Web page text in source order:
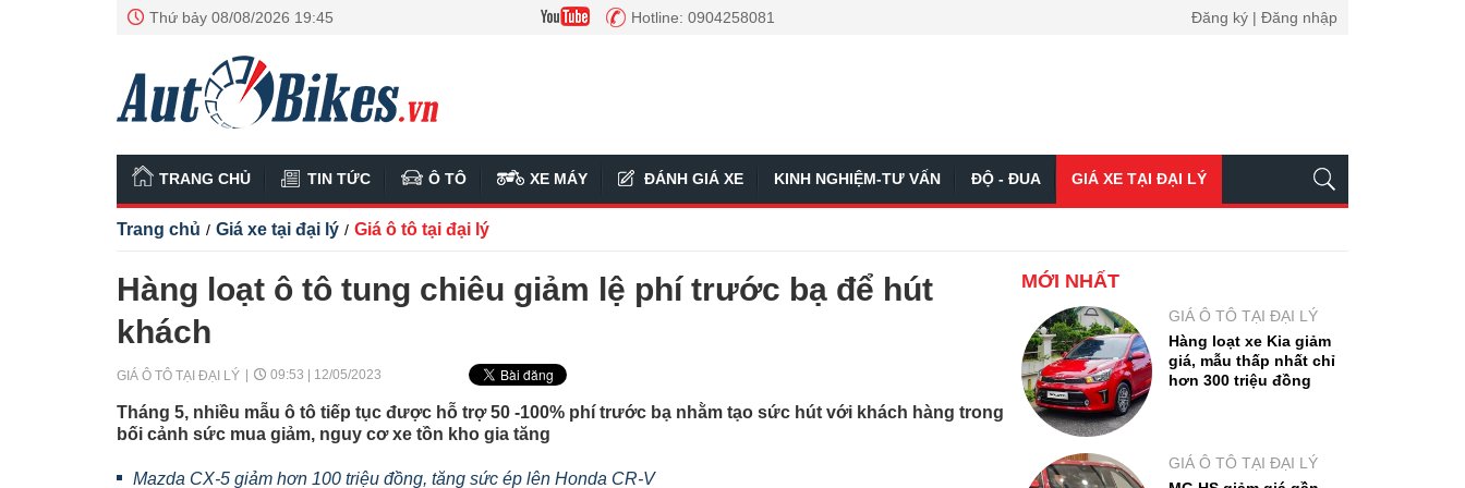
Thứ bảy 08/08/2026 19:45 Hotline: 0904258081 Đăng ký | Đăng nhập
TRANG CHỦ TIN TỨC Ô TÔ XE MÁY ĐÁNH GIÁ XE KINH NGHIỆM-TƯ VẤN ĐỘ - ĐUA GIÁ XE TẠI ĐẠI LÝ
Trang chủ / Giá xe tại đại lý / Giá ô tô tại đại lý
Hàng loạt ô tô tung chiêu giảm lệ phí trước bạ để hút
khách
GIÁ Ô TÔ TẠI ĐẠI LÝ 09:53 | 12/05/2023
Tháng 5, nhiều mẫu ô tô tiếp tục được hỗ trợ 50 -100% phí trước bạ nhằm tạo sức hút với khách hàng trong
bối cảnh sức mua giảm, nguy cơ xe tồn kho gia tăng
Mazda CX-5 giảm hơn 100 triệu đồng, tăng sức ép lên Honda CR-V
MỚI NHẤT
GIÁ Ô TÔ TẠI ĐẠI LÝ
Hàng loạt xe Kia giảm
giá, mẫu thấp nhất chỉ
hơn 300 triệu đồng
GIÁ Ô TÔ TẠI ĐẠI LÝ